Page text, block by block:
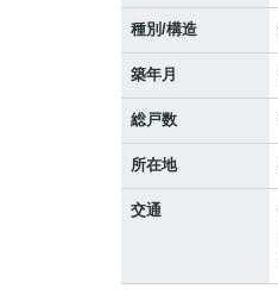
種別/構造
築年月
総戸数
所在地
交通